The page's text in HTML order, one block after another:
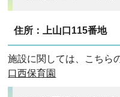
住所：上山口115番地
施設に関しては、こちら
口西保育園